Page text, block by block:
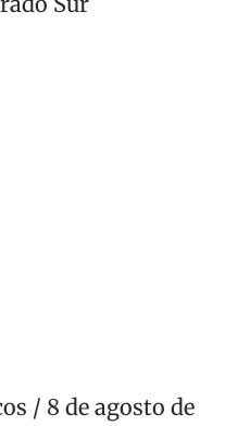
/ 8 de agosto de